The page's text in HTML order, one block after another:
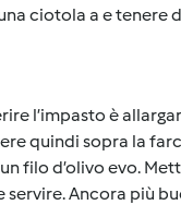
ciotola a e tenere
l’impasto è
quindi sopra la
filo d’olivo evo.
servire. Ancora più